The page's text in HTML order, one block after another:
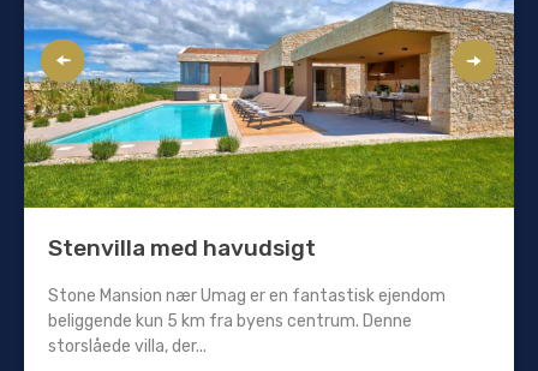
Stenvilla med havudsigt
Stone Mansion nær Umag er en fantastisk ejendom
beliggende kun 5 km fra byens centrum. Denne
storslåede villa, der...